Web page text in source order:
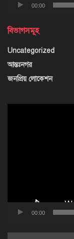
00:00
বিভাগসমূহ
Uncategorized
আন্তঃনগর
জনপ্রিয় লোকেশন
00:00